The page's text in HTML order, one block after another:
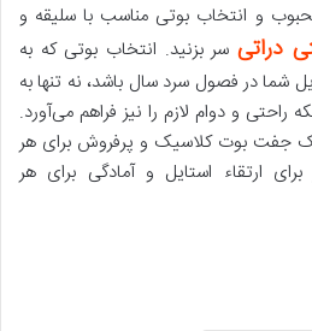
و انتخاب بوتی مناسب با سلیقه و
دراتیسر بزنید. انتخاب بوتی که به
شما در فصول سرد سال باشد، نه تنها به
راحتی و دوام لازم را نیز فراهم می‌آورد.
جفت بوت کلاسیک و پرفروش برای هر
ارتقاء استایل و آمادگی برای هر